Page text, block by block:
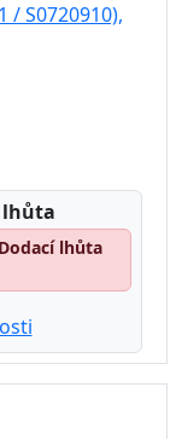
/ S0720910),
lhůta
lhůta